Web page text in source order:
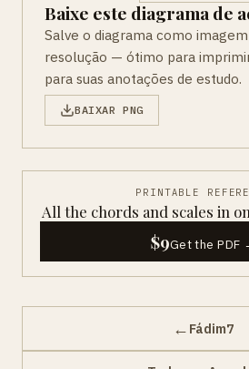
Baixe este diagrama de
Salve o diagrama como
resolução — ótimo para
para suas anotações de estudo.
BAIXAR PNG
PRINTABLE
All the chords and scales in
$9Get the PDF
← Fádim7